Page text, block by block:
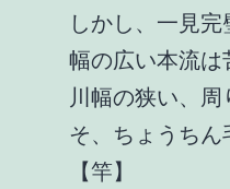
しかし、一見
幅の広い本流
川幅の狭い、
そ、ちょうちん
【竿】